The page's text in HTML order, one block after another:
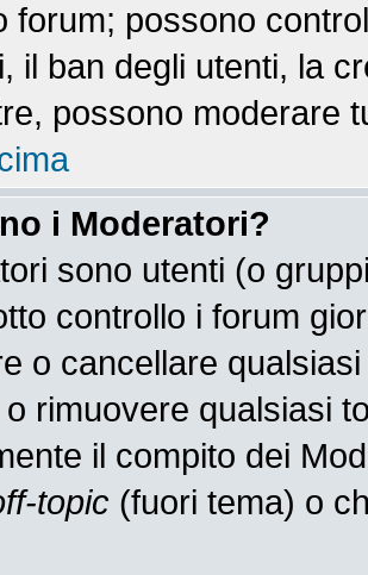
forum; possono
il ban degli utenti, la
possono moderare
i Moderatori?
sono utenti (o
controllo i forum
o cancellare
rimuovere qualsiasi
il compito dei
topic (fuori tema) o